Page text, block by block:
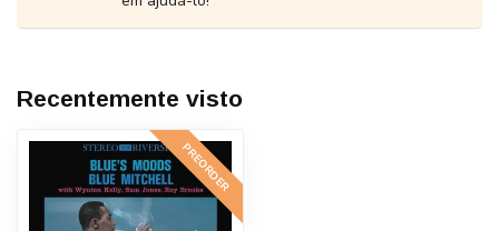
Recentemente visto
PREORDER